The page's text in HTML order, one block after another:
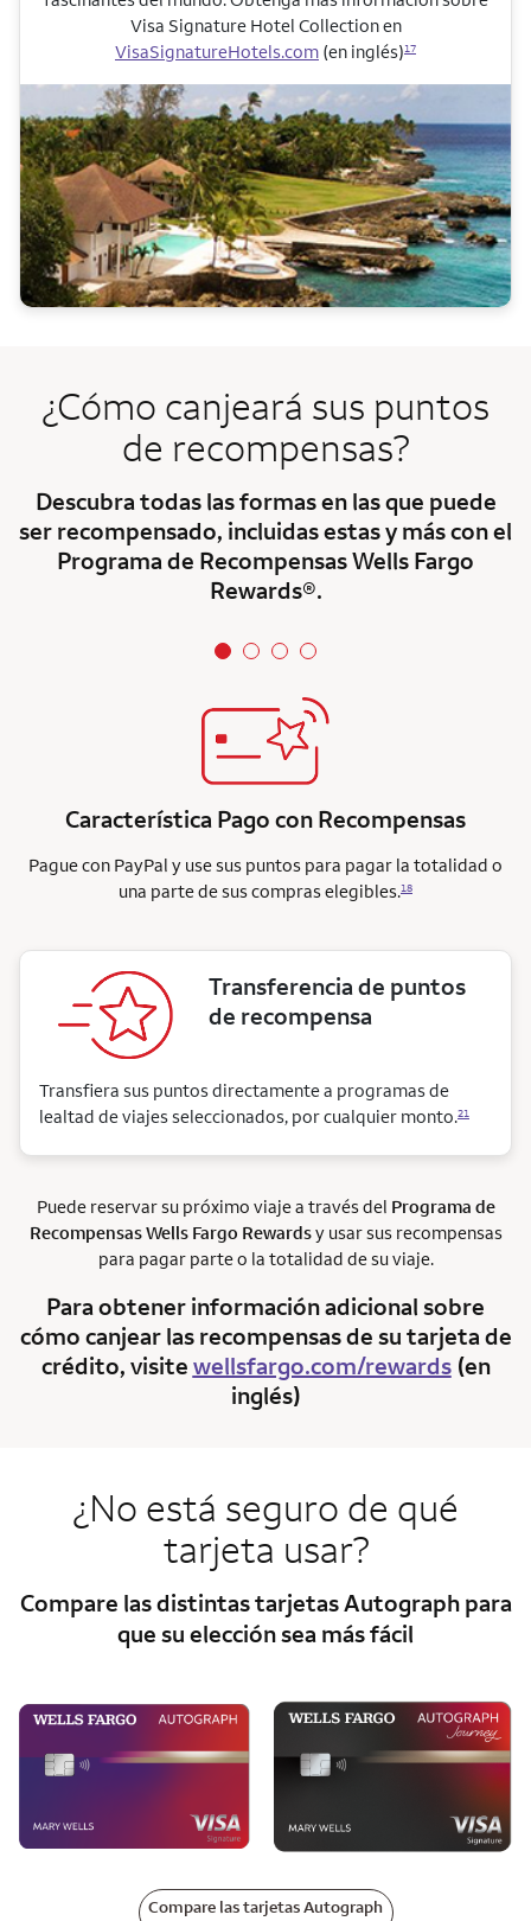
Visa Signature Hotel Collectionen
VisaSignatureHotels.com (en inglés)17
¿Cómo canjeará sus puntos
de recompensas?
Descubra todas las formas en las que puede
ser recompensado, incluidas estas y más con el
Programa de Recompensas Wells Fargo
Rewards®.
Característica Pago con Recompensas
Pague con PayPal y use sus puntos para pagar la totalidad o
una parte de sus compras elegibles.18
Transferencia de puntos
de recompensa
Transfiera sus puntos directamente a programas de
lealtad de viajes seleccionados, por cualquier monto.21
Puede reservar su próximo viaje a través del Programa de
RecompensasWells Fargo Rewardsy usar sus recompensas
para pagar parte o la totalidad de su viaje.
Para obtener información adicional sobre
cómo canjear las recompensas de su tarjeta de
crédito, visite wellsfargo.com/rewards(en
inglés)
Compare las tarjetas Autograph
¿No está seguro de qué
tarjeta usar?
Compare las distintas tarjetasAutographpara
que su elección sea más fácil